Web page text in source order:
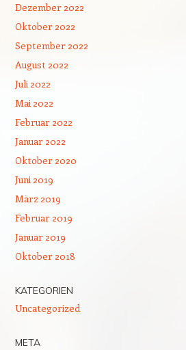
Dezember 2022
Oktober 2022
September 2022
August 2022
Juli 2022
Mai 2022
Februar 2022
Januar 2022
Oktober 2020
Juni 2019
März 2019
Februar 2019
Januar 2019
Oktober 2018
KATEGORIEN
Uncategorized
META